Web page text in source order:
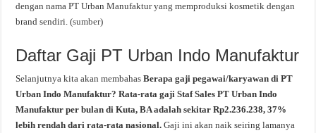
dengan nama PT Urban Manufaktur yang memproduksi kosmetik dengan
brand sendiri. (sumber)
Daftar Gaji PT Urban Indo Manufaktur
Selanjutnya kita akan membahasBerapa gaji pegawai/karyawan di PT
Urban Indo Manufaktur? Rata-rata gaji Staf Sales PT Urban Indo
Manufaktur per bulan di Kuta, BA adalah sekitar Rp2.236.238, 37%
lebih rendah dari rata-rata nasional.Gaji ini akan naik seiring lamanya